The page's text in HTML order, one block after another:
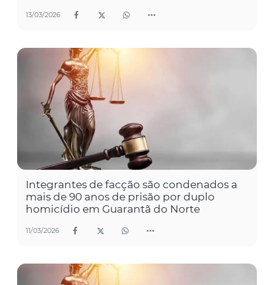
13/03/2026
Integrantes de facção são condenados a
mais de 90 anos de prisão por duplo
homicídio em Guarantã do Norte
11/03/2026